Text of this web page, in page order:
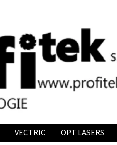
VECTRIC OPT LASERS